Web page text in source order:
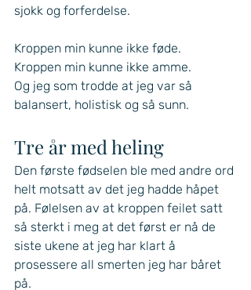
sjokk og forferdelse.
Kroppen min kunne ikke føde.
Kroppen min kunne ikke amme.
Og jeg som trodde at jeg var så
balansert, holistisk og så sunn.
Tre år med heling
Den første fødselen ble med andre ord
helt motsatt av det jeg hadde håpet
på. Følelsen av at kroppen feilet satt
så sterkt i meg at det først er nå de
siste ukene at jeg har klart å
prosessere all smerten jeg har båret
på.